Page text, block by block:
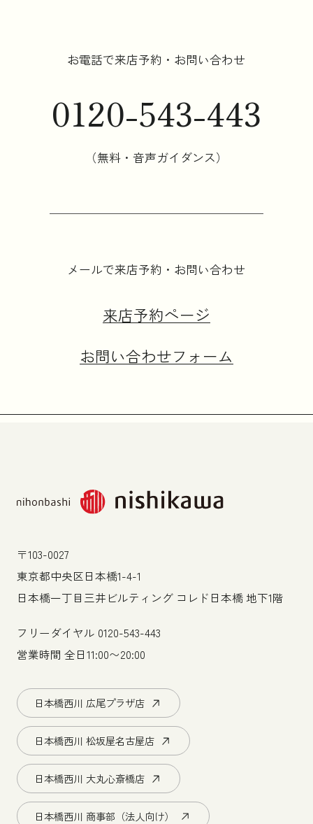
お電話で来店予約・お問い合わせ
0120-543-443
（無料・音声ガイダンス）
メールで来店予約・お問い合わせ
来店予約ページ
お問い合わせフォーム
〒103-0027
東京都中央区日本橋1-4-1
日本橋一丁目三井ビルティング コレド日本橋 地下1階
フリーダイヤル 0120-543-443
営業時間 全日11:00〜20:00
日本橋西川 広尾プラザ店
日本橋西川 松坂屋名古屋店
日本橋西川 大丸心斎橋店
日本橋西川 商事部（法人向け）